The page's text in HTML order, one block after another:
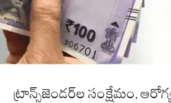
ట్రాన్స్‌జెండర్‌ల సంక్షేమం,